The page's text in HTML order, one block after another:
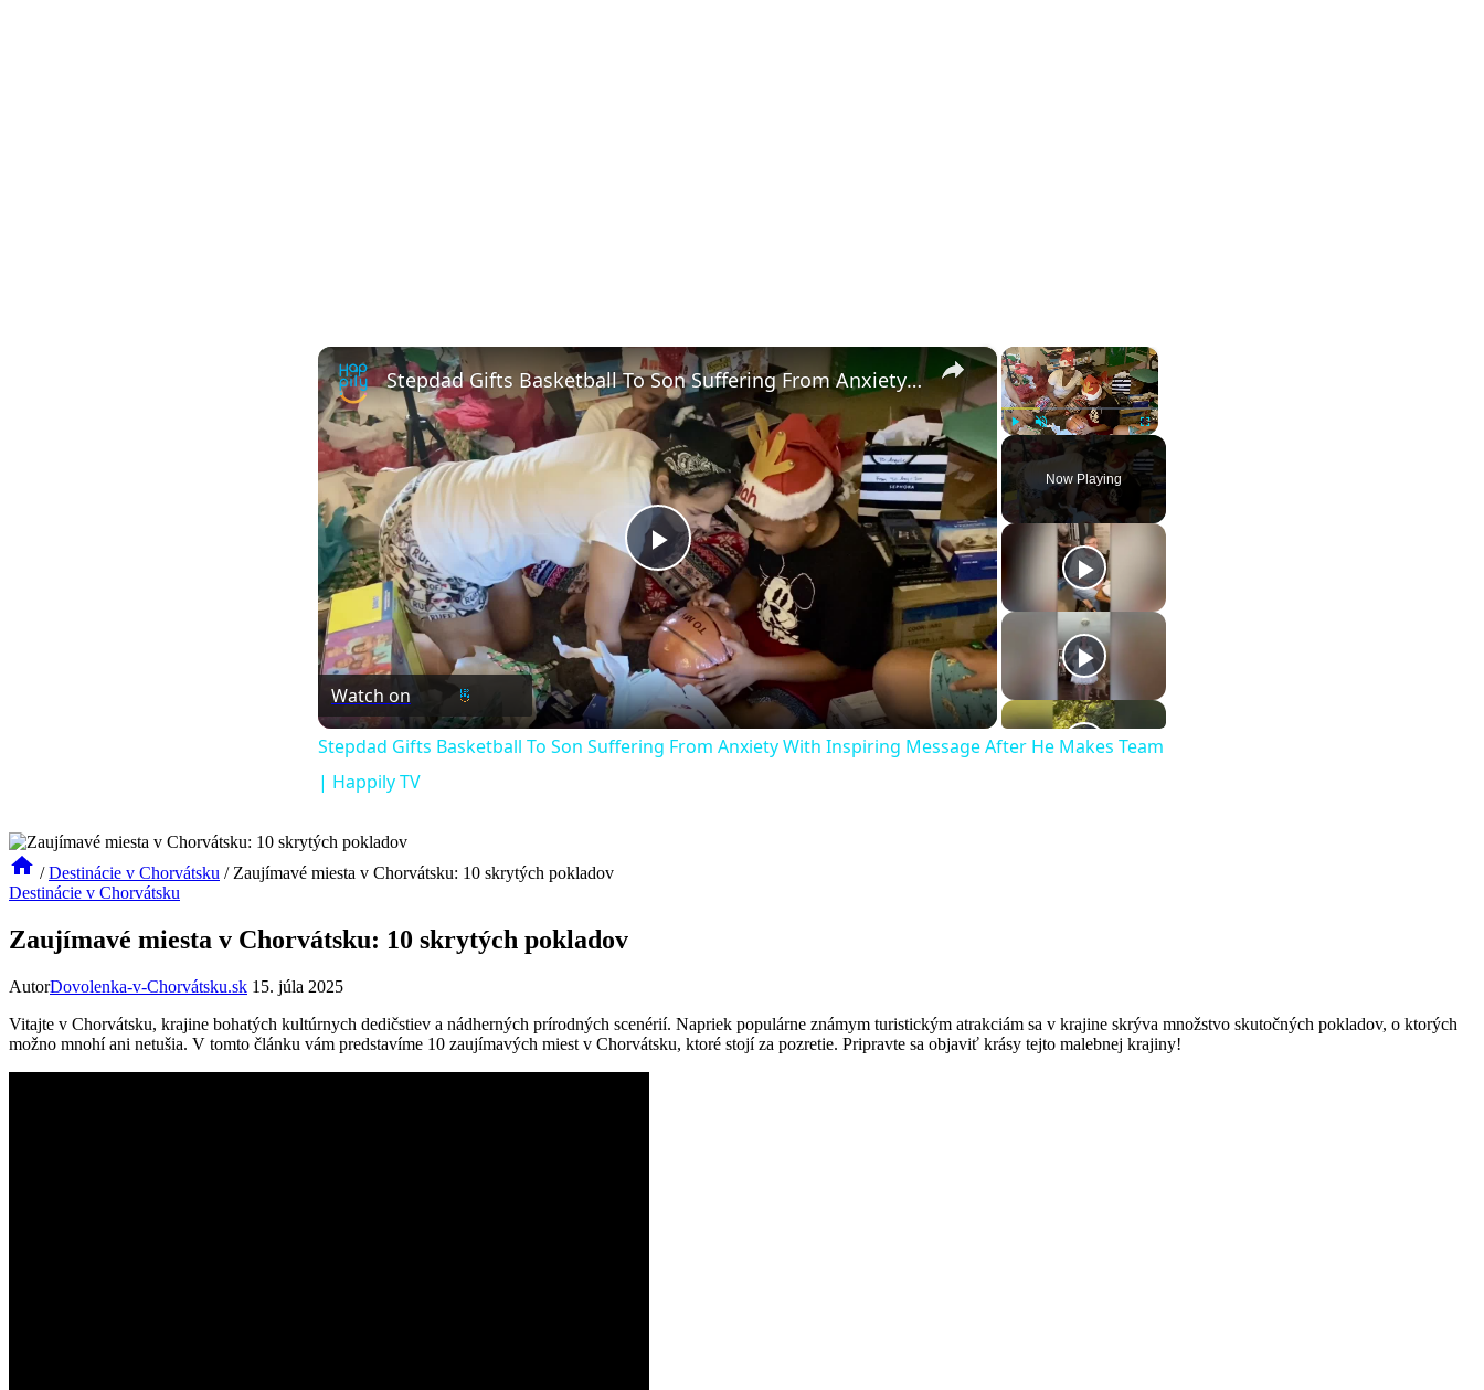
×
Play Unmute Fullscreen
Now Playing
×
Play
Video
Stepdad Gifts Basketball To Son Suffering From Anxiety With Inspiring Message After He Makes Team | Happily TV
Watch on
Stepdad Gifts Basketball To Son Suffering From Anxiety With Inspiring Message After He Makes Team
| Happily TV
/ Destinácie v Chorvátsku / Zaujímavé miesta v Chorvátsku: 10 skrytých pokladov
Destinácie v Chorvátsku
Zaujímavé miesta v Chorvátsku: 10 skrytých pokladov
AutorDovolenka-v-Chorvátsku.sk 15. júla 2025
Vitajte v Chorvátsku, krajine bohatých kultúrnych dedičstiev a nádherných prírodných scenérií. Napriek populárne známym turistickým atrakciám sa v krajine skrýva množstvo skutočných pokladov, o ktorých
možno mnohí ani netušia. V tomto článku vám predstavíme 10 zaujímavých miest v Chorvátsku, ktoré stojí za pozretie. Pripravte sa objaviť krásy tejto malebnej krajiny!